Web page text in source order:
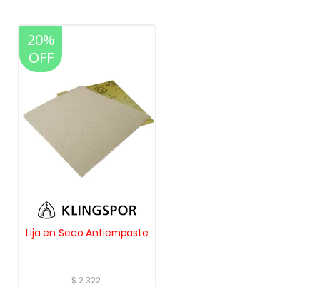
20%
OFF
Lija en Seco Antiempaste
$2.322